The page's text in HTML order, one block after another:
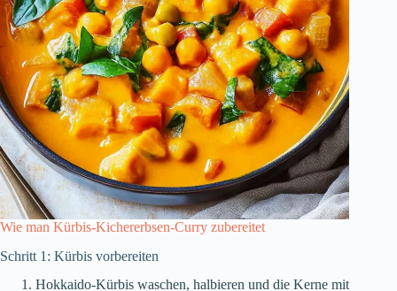
Wie man Kürbis-Kichererbsen-Curry zubereitet
Schritt 1: Kürbis vorbereiten
Hokkaido-Kürbis waschen, halbieren und die Kerne mit